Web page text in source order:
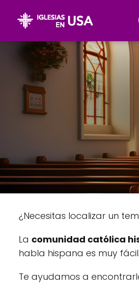
¿Necesitas localizar un
La comunidad católica
habla hispana es muy fácil.
Te ayudamos a